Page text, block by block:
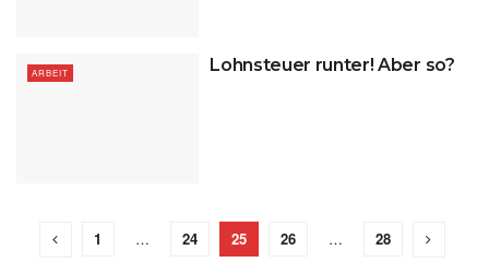
ARBEIT Lohnsteuer runter! Aber so?
1 … 24 25 26 … 28